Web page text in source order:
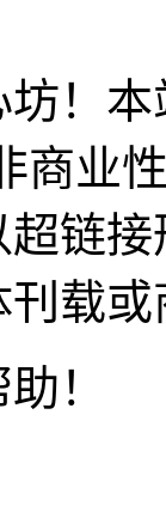
！
商业
链
载
！